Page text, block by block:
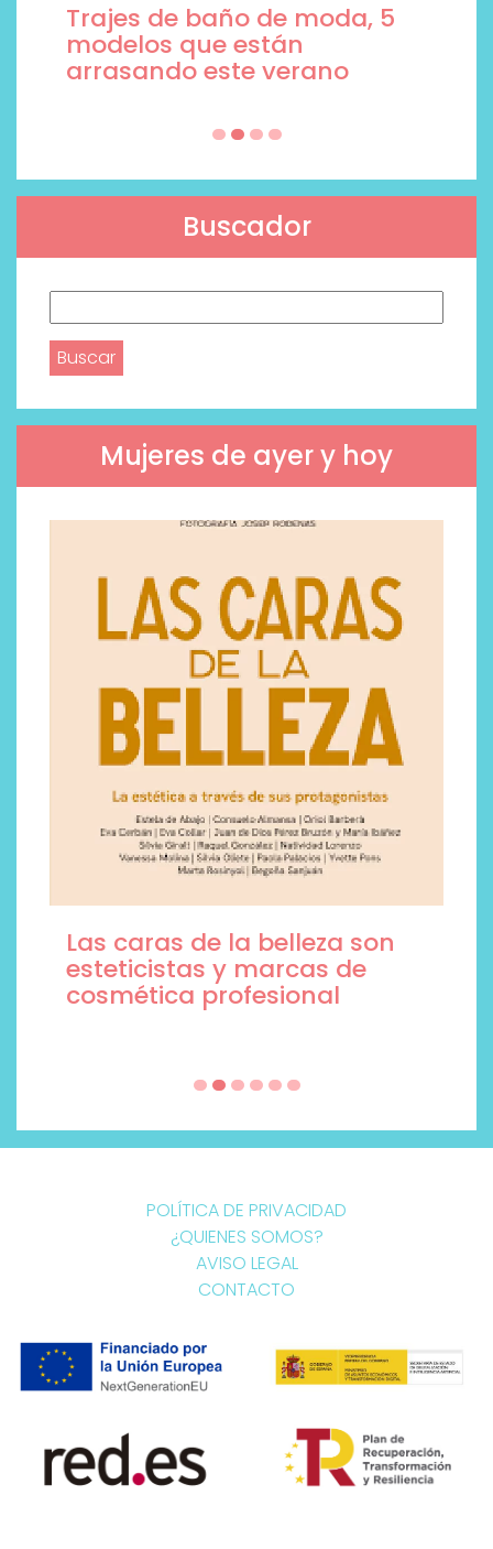
Trajes de baño de moda, 5
modelos que están
arrasando este verano
Buscador
Mujeres de ayer y hoy
Las caras de la belleza son
esteticistas y marcas de
cosmética profesional
POLÍTICA DE PRIVACIDAD
¿QUIENES SOMOS?
AVISO LEGAL
CONTACTO